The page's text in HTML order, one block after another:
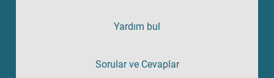
Yardım bul
Sorular ve Cevaplar